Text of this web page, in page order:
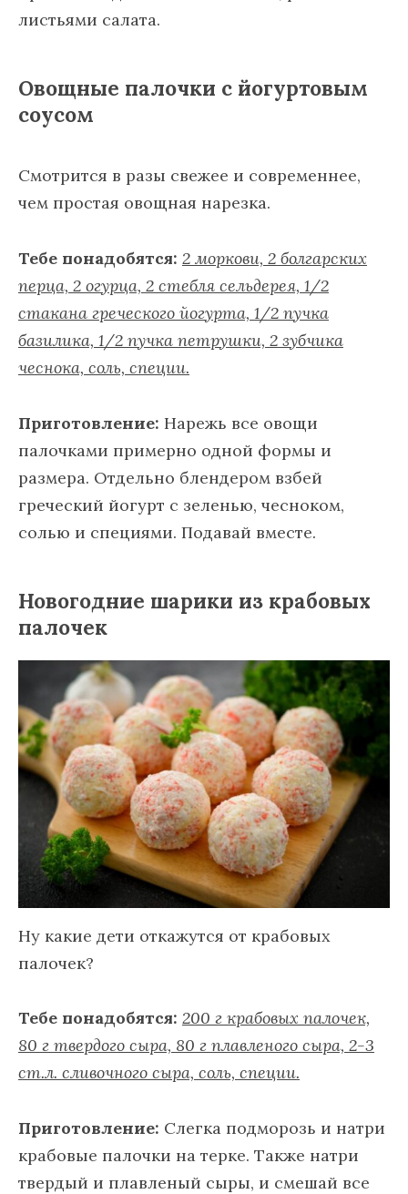
листьями салата.
Овощные палочки с йогуртовым
соусом
Смотрится в разы свежее и современнее,
чем простая овощная нарезка.
Тебе понадобятся: 2 моркови, 2 болгарских
перца, 2 огурца, 2 стебля сельдерея, 1/2
стакана греческого йогурта, 1/2 пучка
базилика, 1/2 пучка петрушки, 2 зубчика
чеснока, соль, специи.
Приготовление: Нарежь все овощи
палочками примерно одной формы и
размера. Отдельно блендером взбей
греческий йогурт с зеленью, чесноком,
солью и специями. Подавай вместе.
Новогодние шарики из крабовых
палочек
Ну какие дети откажутся от крабовых
палочек?
Тебе понадобятся: 200 г крабовых палочек,
80 г твердого сыра, 80 г плавленого сыра, 2-3
ст.л. сливочного сыра, соль, специи.
Приготовление: Слегка подморозь и натри
крабовые палочки на терке. Также натри
твердый и плавленый сыры, и смешай все